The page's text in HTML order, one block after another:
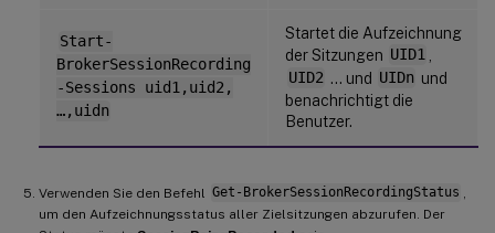
Start-
BrokerSessionRecording
-Sessions uid1,uid2,
…,uidn
Startet die Aufzeichnung
der Sitzungen UID1
UID2 … und UIDn und
benachrichtigt die
Benutzer.
Verwenden Sie den Befehl Get-BrokerSessionRecordingStatus
um den Aufzeichnungsstatus aller Zielsitzungen abzurufen. Der